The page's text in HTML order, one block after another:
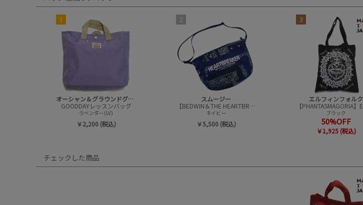
1
オーシャン＆グラウンドグッズ
GOODDAYレッスンバッグ
ラベンダー(LV)
￥2,200 (税込)
2
スムージー
【BEDWIN＆THE HEARTBREAKERS】Bandana Baker バック(8L)
ネイビー
￥5,500 (税込)
3
エルフィンフォルク
ブラック
50%OFF
￥1,925 (税込)
チェックした商品